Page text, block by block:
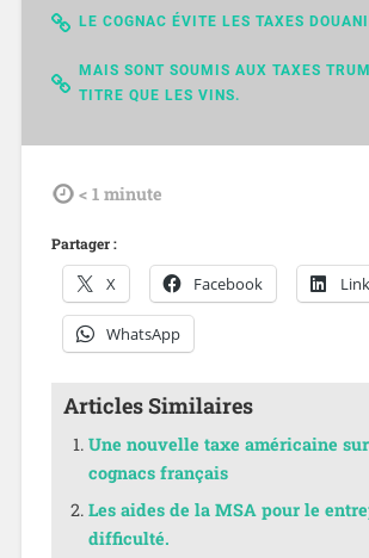
LE COGNAC ÉVITE LES TAXES
MAIS SONT SOUMIS AUX TAXES
TITRE QUE LES VINS.
tdl < 1 minute
Partager :
X Facebook
WhatsApp
Articles Similaires
Une nouvelle taxe américaine
cognacs français
Les aides de la MSA pour le
difficulté.